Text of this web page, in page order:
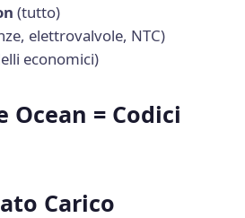
(tutto)
elettrovalvole, NTC)
economici)
Ocean = Codici
Carico